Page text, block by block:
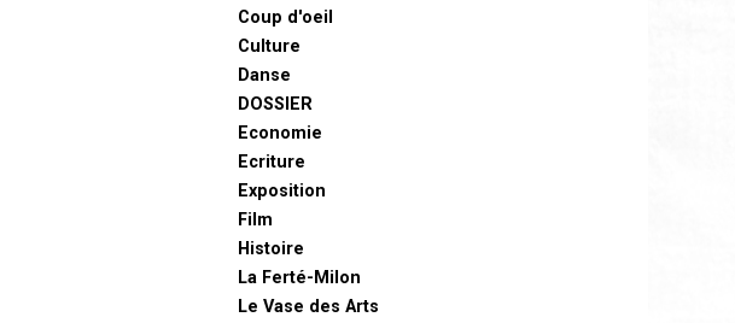
Coup d'oeil
Culture
Danse
DOSSIER
Economie
Ecriture
Exposition
Film
Histoire
La Ferté-Milon
Le Vase des Arts